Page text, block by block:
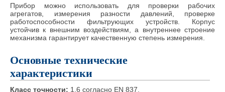
Прибор можно использовать для проверки рабочих
агрегатов, измерения разности давлений, проверке
работоспособности фильтрующих устройств. Корпус
устойчив к внешним воздействиям, а внутреннее строение
механизма гарантирует качественную степень измерения.
Основные технические
характеристики
Класс точности: 1,6 согласно EN 837.